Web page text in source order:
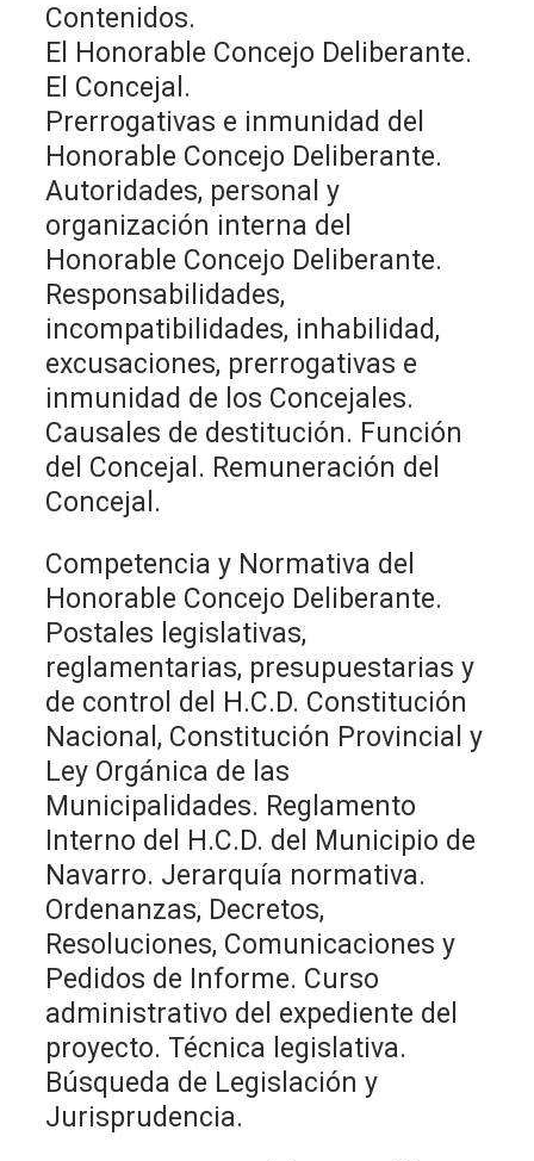
Contenidos.
El Honorable Concejo Deliberante.
El Concejal.
Prerrogativas e inmunidad del
Honorable Concejo Deliberante.
Autoridades, personal y
organización interna del
Honorable Concejo Deliberante.
Responsabilidades,
incompatibilidades, inhabilidad,
excusaciones, prerrogativas e
inmunidad de los Concejales.
Causales de destitución. Función
del Concejal. Remuneración del
Concejal.
Competencia y Normativa del
Honorable Concejo Deliberante.
Postales legislativas,
reglamentarias, presupuestarias y
de control del H.C.D. Constitución
Nacional, Constitución Provincial y
Ley Orgánica de las
Municipalidades. Reglamento
Interno del H.C.D. del Municipio de
Navarro. Jerarquía normativa.
Ordenanzas, Decretos,
Resoluciones, Comunicaciones y
Pedidos de Informe. Curso
administrativo del expediente del
proyecto. Técnica legislativa.
Búsqueda de Legislación y
Jurisprudencia.